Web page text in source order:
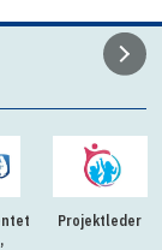
Projektleder